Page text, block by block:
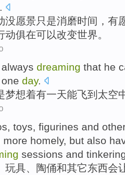
.
没愿景只是消磨时间 ，有
动俱在可以改变世界。
dreaming that he
day.
梦想着有一天能飞到太空
, toys, figurines and
more homely, but also
sessions and
玩具、 陶俑和其它东西会